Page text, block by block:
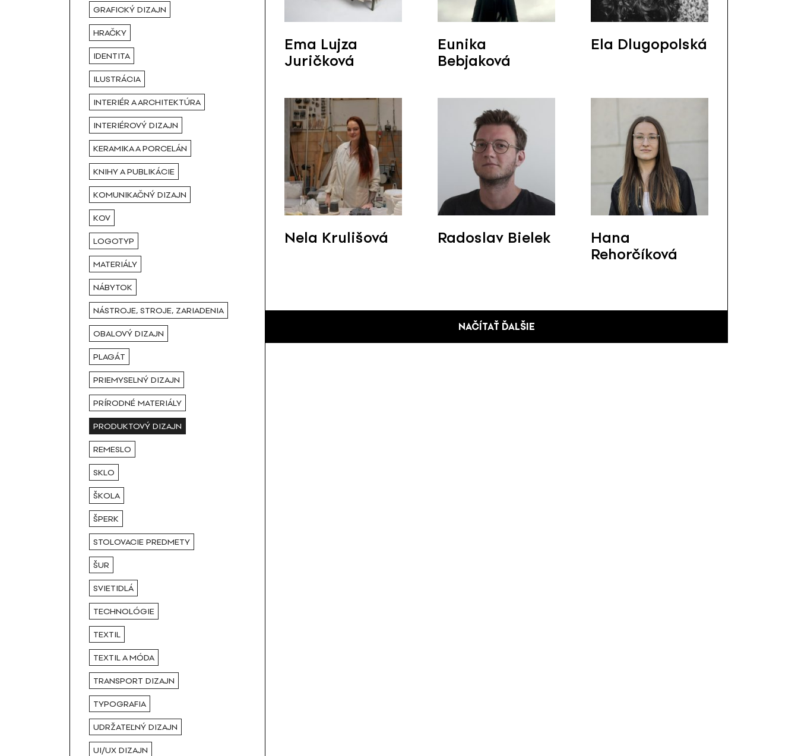
GRAFICKÝ DIZAJN
HRAČKY
IDENTITA
ILUSTRÁCIA
INTERIÉR A ARCHITEKTÚRA
INTERIÉROVÝ DIZAJN
KERAMIKA A PORCELÁN
KNIHY A PUBLIKÁCIE
KOMUNIKAČNÝ DIZAJN
KOV
LOGOTYP
MATERIÁLY
NÁBYTOK
NÁSTROJE, STROJE, ZARIADENIA
OBALOVÝ DIZAJN
PLAGÁT
PRIEMYSELNÝ DIZAJN
PRÍRODNÉ MATERIÁLY
PRODUKTOVÝ DIZAJN
REMESLO
SKLO
ŠKOLA
ŠPERK
STOLOVACIE PREDMETY
ŠUR
SVIETIDLÁ
TECHNOLÓGIE
TEXTIL
TEXTIL A MÓDA
TRANSPORT DIZAJN
TYPOGRAFIA
UDRŽATEĽNÝ DIZAJN
UI/UX DIZAJN
Ema Lujza
Juričková
Eunika
Bebjaková
Ela Dlugopolská
Nela Krulišová Radoslav Bielek
Hana
Rehorčíková
NAČÍTAŤ ĎALŠIE